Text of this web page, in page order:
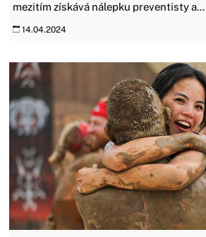
mezitím získává nálepku preventisty a...
14.04.2024